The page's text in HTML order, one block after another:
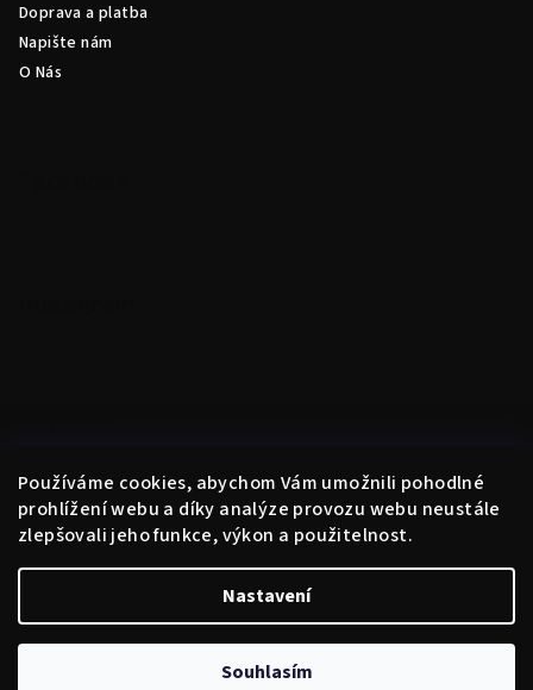
Používáme cookies, abychom Vám umožnili pohodlné
prohlížení webu a díky analýze provozu webu neustále
zlepšovali jeho funkce, výkon a použitelnost.
Nastavení
Souhlasím
Doprava a platba
Napište nám
O Nás
obchod@instantne.cz
+420 720 025 433